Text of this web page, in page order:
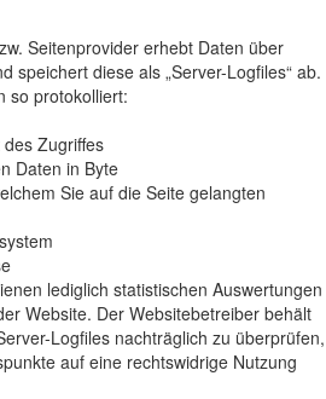
Seitenprovider erhebt Daten über
speichert diese als „Server-Logfiles“ ab.
so protokolliert:
Zugriffes
Daten in Byte
Sie auf die Seite gelangten
lediglich statistischen Auswertungen
Website. Der Websitebetreiber behält
Logfiles nachträglich zu überprüfen,
auf eine rechtswidrige Nutzung